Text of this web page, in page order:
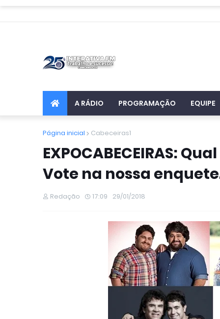
A RÁDIO PROGRAMAÇÃO EQUIPE
Página inicial Cabeceiras1
EXPOCABECEIRAS:
Vote na nossa
Redação 17:09 29/01/2018